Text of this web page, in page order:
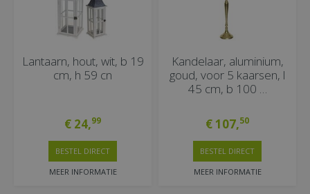
Lantaarn, hout, wit, b 19
cm, h 59 cn
€ 24,99
MEER INFORMATIE
BESTEL DIRECT
Kandelaar, aluminium,
goud, voor 5 kaarsen, l
45 cm, b 100 …
€107,50
MEER INFORMATIE
BESTEL DIRECT